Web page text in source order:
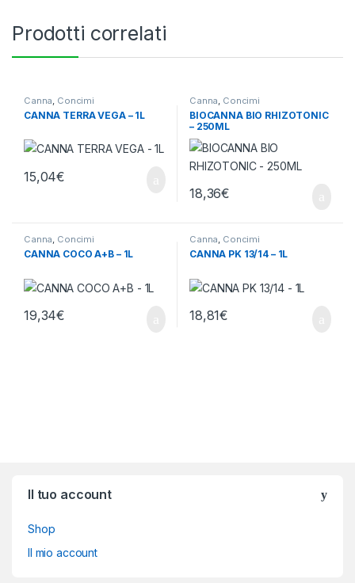
Prodotti correlati
Canna Concimi
CANNA TERRA VEGA – 1L
15,04€
Canna Concimi
BIOCANNA BIO RHIZOTONIC
– 250ML
18,36€
Canna, Concimi
CANNA COCO A+B – 1L
19,34€
Canna, Concimi
CANNA PK 13/14 – 1L
18,81€
Il tuo account
Shop
Il mio account